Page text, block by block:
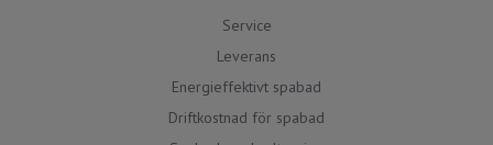
Service
Leverans
Energieffektivt spabad
Driftkostnad för spabad